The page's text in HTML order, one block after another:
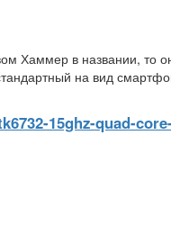
Хаммер в названии, то
на вид
15ghz-quad-